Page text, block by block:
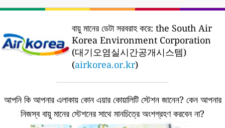
বায়ু মানের ডেটা সরবরাহ করে: the South Air
Korea Environment Corporation
(대기오염실시간공개시스템)
(airkorea.or.kr)
আপনি কি আপনার এলাকায় কোন এয়ার কোয়ালিটি স্টেশন জানেন? কেন আপনার
নিজস্ব বায়ু মানের স্টেশনের সাথে মানচিত্রে অংশগ্রহণ করবেন না?